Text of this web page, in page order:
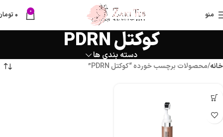
منو 0 ۰
کوکتل PDRN
دسته بندی ها
خانه محصولات برچسب خورده “کوکتل PDRN”